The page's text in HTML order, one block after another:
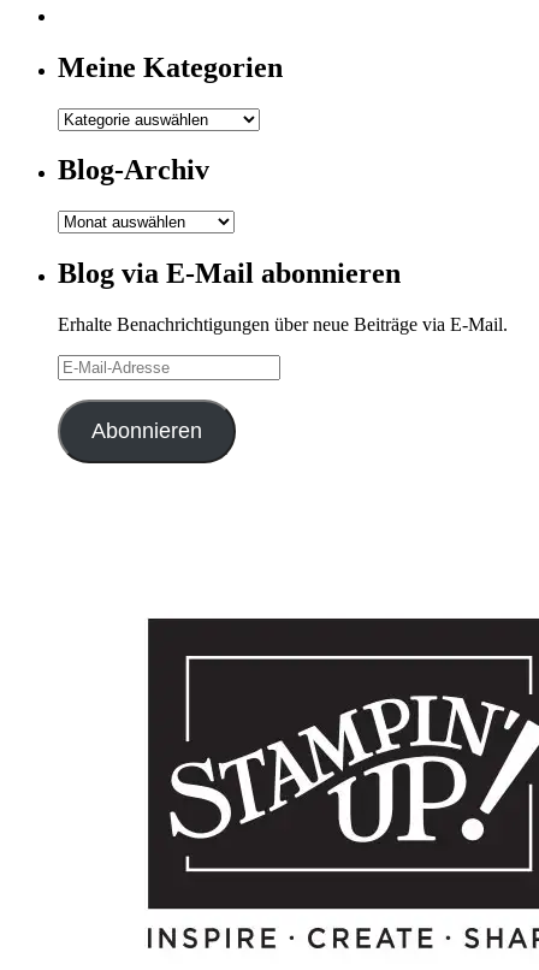
Meine Kategorien
Meine
Blog-Archiv
Blog-
Blog via E-Mail abonnieren
Erhalte Benachrichtigungen über neue Beiträge via E-Mail.
E-
Mail-
Adresse
Abonnieren